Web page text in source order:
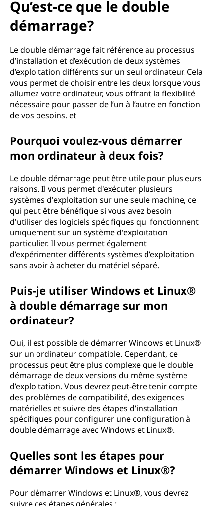
m
Qu’est-ce que le double
démarrage?
Le double démarrage fait référence au processus
d’installation et d’exécution de deux systèmes
d’exploitation différents sur un seul ordinateur. Cela
vous permet de choisir entre les deux lorsque vous
allumez votre ordinateur, vous offrant la flexibilité
nécessaire pour passer de l’un à l’autre en fonction
de vos besoins. et
Pourquoi voulez-vous démarrer
mon ordinateur à deux fois?
Le double démarrage peut être utile pour plusieurs
raisons. Il vous permet d'exécuter plusieurs
systèmes d'exploitation sur une seule machine, ce
qui peut être bénéfique si vous avez besoin
d'utiliser des logiciels spécifiques qui fonctionnent
uniquement sur un système d'exploitation
particulier. Il vous permet également
d’expérimenter différents systèmes d’exploitation
sans avoir à acheter du matériel séparé.
Puis-je utiliser Windows et Linux®
à double démarrage sur mon
ordinateur?
Oui, il est possible de démarrer Windows et Linux®
sur un ordinateur compatible. Cependant, ce
processus peut être plus complexe que le double
démarrage de deux versions du même système
d’exploitation. Vous devrez peut-être tenir compte
des problèmes de compatibilité, des exigences
matérielles et suivre des étapes d’installation
spécifiques pour configurer une configuration à
double démarrage avec Windows et Linux®.
Quelles sont les étapes pour
démarrer Windows et Linux®?
Pour démarrer Windows et Linux®, vous devrez
suivre ces étapes générales :